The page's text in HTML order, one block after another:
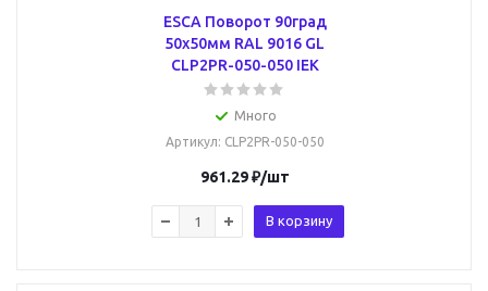
ESCA Поворот 90град
50х50мм RAL 9016 GL
CLP2PR-050-050 IEK
Много
Артикул: CLP2PR-050-050
961.29₽/шт
В корзину